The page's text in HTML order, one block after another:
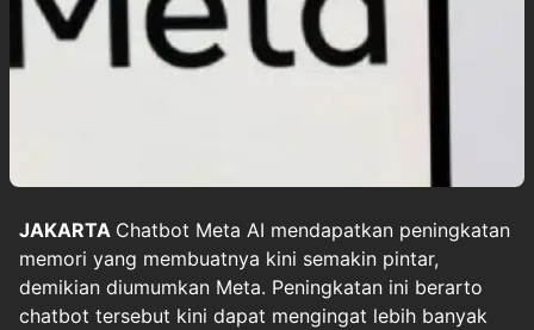
JAKARTA Chatbot Meta AI mendapatkan peningkatan
memori yang membuatnya kini semakin pintar,
demikian diumumkan Meta. Peningkatan ini berarto
chatbot tersebut kini dapat mengingat lebih banyak